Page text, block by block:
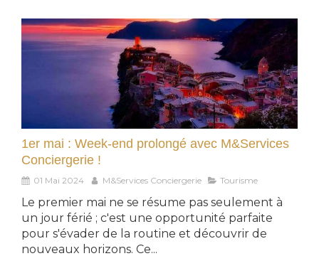
1er mai : Week-end prolongé avec M&Services
Conciergerie !
01 Mai 2024 M&Services Conciergerie Tourisme
Le premier mai ne se résume pas seulement à
un jour férié ; c'est une opportunité parfaite
pour s'évader de la routine et découvrir de
nouveaux horizons. Ce...